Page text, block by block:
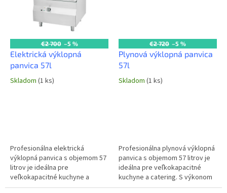
€2 700 –5 %
Elektrická výklopná
panvica 57l
Skladom (1 ks)
Profesionálna elektrická
výklopná panvica s objemom 57
litrov je ideálna pre
veľkokapacitné kuchyne a
catering. S výkonom 10,8 kW a
€2 720 –5 %
Plynová výklopná panvica
57l
Skladom (1 ks)
Profesionálna plynová výklopná
panvica s objemom 57 litrov je
ideálna pre veľkokapacitné
kuchyne a catering. S výkonom
17 kW a plynulou reguláciou